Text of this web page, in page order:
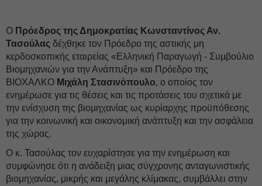
Ο Πρόεδρος της Δημοκρατίας Κωνσταντίνος Αν.
Τασούλας δέχθηκε τον Πρόεδρο της αστικής μη
κερδοσκοπικής εταιρείας «Ελληνική Παραγωγή - Συμβούλιο
Βιομηχανιών για την Ανάπτυξη» και Πρόεδρο της
ΒΙΟΧΑΛΚΟ Μιχάλη Στασινόπουλο, ο οποίος τον
ενημέρωσε για τις θέσεις και τις προτάσεις του σχετικά με
την ενίσχυση της βιομηχανίας ως κυρίαρχης προϋπόθεσης
για την κοινωνική και οικονομική ανάπτυξη και την ασφάλεια
της χώρας.
Ο κ. Τασούλας τον ευχαρίστησε για την ενημέρωση και
συμφώνησε ότι η ανάδειξη μιας σύγχρονης ανταγωνιστικής
βιομηχανίας, μικρής και μεγάλης κλίμακας, συμβάλλει στην